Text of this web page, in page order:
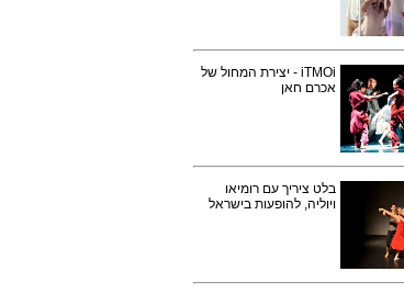
iTMOi - יצירת המחול של
אכרם חאן
בלט ציריך עם רומיאו
ויוליה, להופעות בישראל